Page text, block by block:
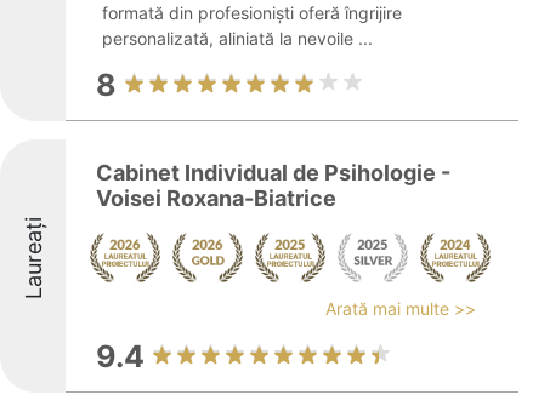
formată din profesioniști oferă îngrijire
personalizată, aliniată la nevoile ...
8
Laureați
Cabinet Individual de Psihologie -
Voisei Roxana-Biatrice
Arată mai multe >>
9.4